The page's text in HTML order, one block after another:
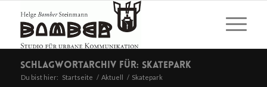
Schlagwortarchiv für: Skatepark
Du bist hier: Startseite / Aktuell / Skatepark